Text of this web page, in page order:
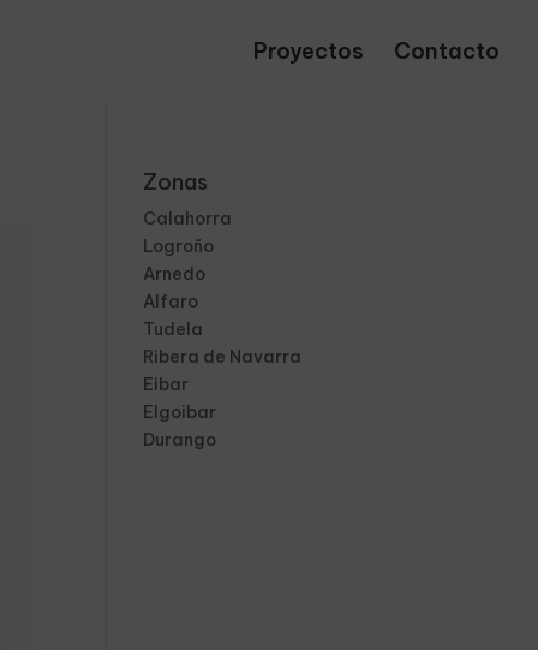
Proyectos Contacto
Zonas
Calahorra
Logroño
Arnedo
Alfaro
Tudela
Ribera de Navarra
Eibar
Elgoibar
Durango